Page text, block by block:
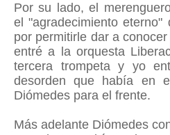
Por su lado, el
el "agradecimiento
por permitirle dar a
entré a la orquesta
tercera trompeta y yo
desorden que había en
Diómedes para el frente.
Más adelante Diómedes